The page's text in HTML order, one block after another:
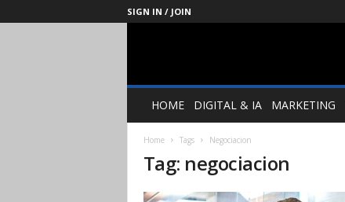
SIGN IN / JOIN
Management
SocietyHOME DIGITAL & IA MARKETING
Home Tags Negociacion
Tag: negociacion